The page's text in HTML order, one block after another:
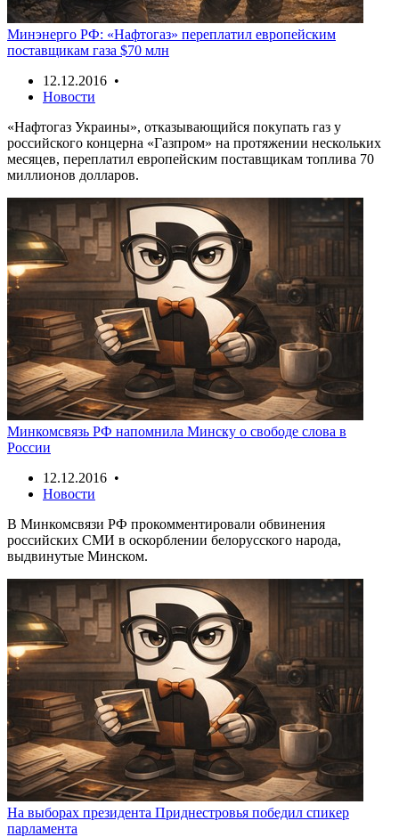
Минэнерго РФ: «Нафтогаз» переплатил европейским
поставщикам газа $70 млн
12.12.2016 •
Новости
«Нафтогаз Украины», отказывающийся покупать газ у
российского концерна «Газпром» на протяжении нескольких
месяцев, переплатил европейским поставщикам топлива 70
миллионов долларов.
Минкомсвязь РФ напомнила Минску о свободе слова в
России
12.12.2016 •
Новости
В Минкомсвязи РФ прокомментировали обвинения
российских СМИ в оскорблении белорусского народа,
выдвинутые Минском.
На выборах президента Приднестровья победил спикер
парламента